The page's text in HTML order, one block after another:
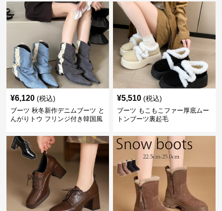
¥6,120 (税込)
ブーツ 秋冬新作デニムブーツ と
んがりトウ フリンジ付き韓国風
¥5,510 (税込)
ブーツ もこもこファー厚底ムー
トンブーツ裏起毛